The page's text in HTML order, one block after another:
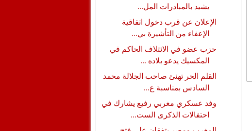
يشيد بالمبادرات المل...
الإعلان عن قرب دخول اتفاقية
الإعفاء من التأشيرة بي...
حزب عضو في الائتلاف الحاكم في
المكسيك يدعو بلاده ...
القلم الحر تهنئ صاحب الجلالة محمد
السادس بمناسبة ع...
وفد عسكري مغربي رفيع يشارك في
احتفالات الذكرى الست...